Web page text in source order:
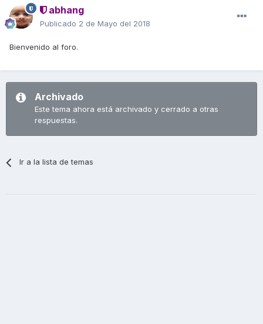
abhang
Publicado 2 de Mayo del 2018
Bienvenido al foro.
Archivado
Este tema ahora está archivado y cerrado a otras
respuestas.
Ir a la lista de temas